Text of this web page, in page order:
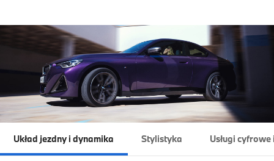
Układ jezdny i dynamika Stylistyka Usługi cyfrowe